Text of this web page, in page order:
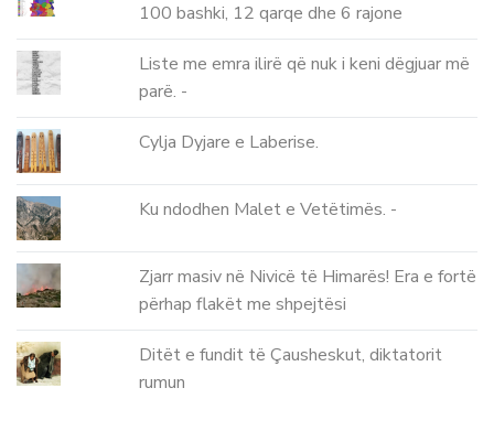
100 bashki, 12 qarqe dhe 6 rajone
Liste me emra ilirë që nuk i keni dëgjuar më
parë. -
Cylja Dyjare e Laberise.
Ku ndodhen Malet e Vetëtimës. -
Zjarr masiv në Nivicë të Himarës! Era e fortë
përhap flakët me shpejtësi
Ditët e fundit të Çausheskut, diktatorit
rumun